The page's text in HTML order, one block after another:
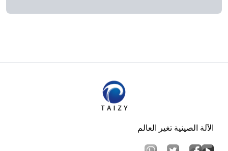
الآلة الصينية تغير العالم